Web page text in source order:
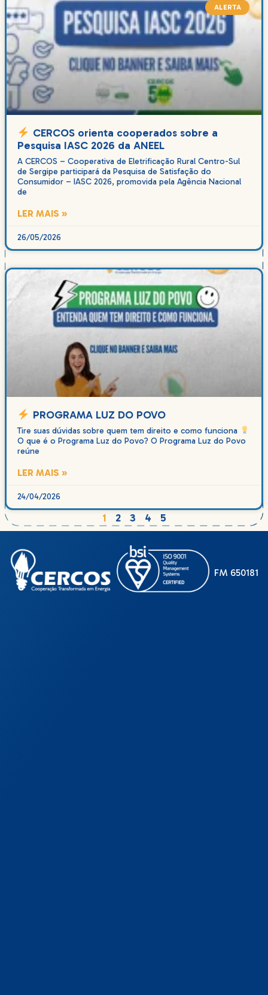
ALERTA
CERCOS orienta cooperados sobre a
Pesquisa IASC 2026 da ANEEL
A CERCOS – Cooperativa de Eletrificação Rural Centro-Sul
de Sergipe participará da Pesquisa de Satisfação do
Consumidor – IASC 2026, promovida pela Agência Nacional
de
LER MAIS »
26/05/2026
PROGRAMA LUZ DO POVO
Tire suas dúvidas sobre quem tem direito e como funciona
O que é o Programa Luz do Povo? O Programa Luz do Povo
reúne
LER MAIS »
24/04/2026
1 2 3 4 5
FM 650181